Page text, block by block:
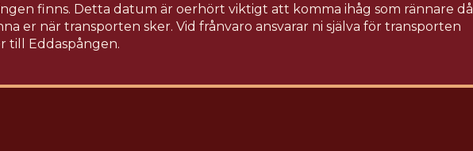
finns. Detta datum är oerhört viktigt att komma ihåg som rännare då
er när transporten sker. Vid frånvaro ansvarar ni själva för transporten
till Eddaspången.